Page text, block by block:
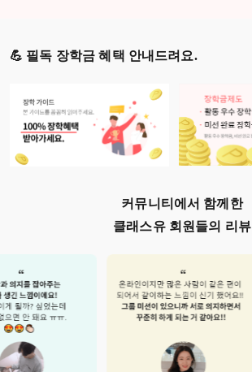
💪 필독 장학금 혜택 안내드려요.
커뮤니티에서 함께한
클래스유 회원들의 리뷰